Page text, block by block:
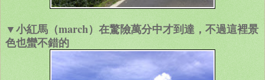
▼小紅馬（march）在驚險萬分中才到達，不過這裡景
色也蠻不錯的